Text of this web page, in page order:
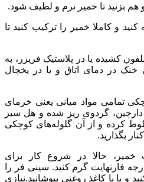
کنید و کاملا خمیر را ترکیب کنید تا
کشیده یا در پلاستیک فریزر، به
در جای خنک در دمای اتاق و یا در یخچال
تمامی مواد میانی یعنی خرمای
گردوی ریز شده و هل سبز
کرده و از آن گلوله‌های کوچکی
بگذارید.
خمیر، حالا در شروع کار برای
ابتدا فر را با دمای 300 درجه فارنهایت گرم کنید. سینی فر را
و یا با کاغذ روغنی بپوشانید.نیازی